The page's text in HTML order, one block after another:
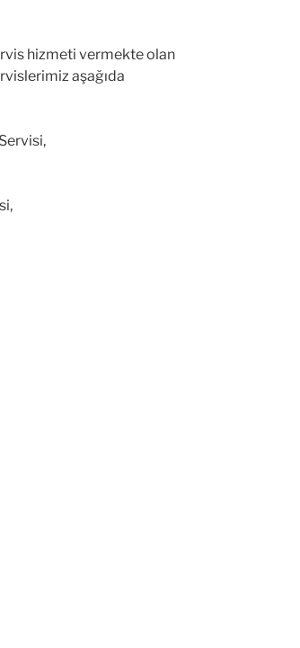
hizmeti vermekte olan
aşağıda